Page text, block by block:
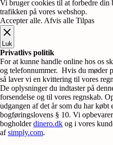
Vi bruger cookies til at forbedre din
trafikken på vores webshop.
Accepter alle. Afvis alle Tilpas
Luk
Privatlivs politik
For at kunne handle online hos os
og telefonnummer. Hvis du møder
så laver vi en kvittering til vores
De oplysninger du indtaster på
forsendelse og til vores regnskab.
udgangen af det år som du har købt
bogføringslovens § 10. Vi
bogholderdinero.dk og i vores
afsimply.com.